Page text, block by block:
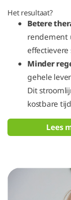
Het resultaat?
Betere
rendement
Minder
gehele
Dit
kostbare
Lees